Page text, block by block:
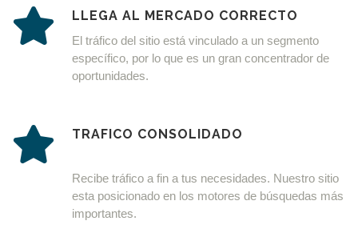
LLEGA AL MERCADO CORRECTO
El tráfico del sitio está vinculado a un segmento
específico, por lo que es un gran concentrador de
oportunidades.
TRAFICO CONSOLIDADO
Recibe tráfico a fin a tus necesidades. Nuestro sitio
esta posicionado en los motores de búsquedas más
importantes.